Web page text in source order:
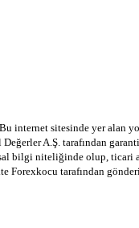
internet sitesinde yer
A.Ş. tarafından
bilgi niteliğinde olup,
tarafından